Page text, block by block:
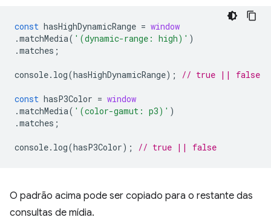
const hasHighDynamicRange = window
.matchMedia( '(dynamic-range: high)' )
.matches ;
console. log(hasHighDynamicRange); // true || false
const hasP3Color = window
.matchMedia( '(color-gamut: p3)' )
.matches ;
console. log(hasP3Color); // true || false
O padrão acima pode ser copiado para o restante das
consultas de mídia.